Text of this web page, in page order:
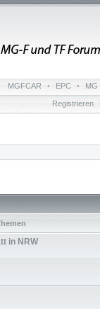
MGFCAR • EPC • MG
Registrieren
in NRW